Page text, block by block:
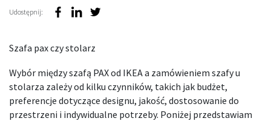
Udostępnij:
Szafa pax czy stolarz
Wybór między szafą PAX od IKEA a zamówieniem szafy u
stolarza zależy od kilku czynników, takich jak budżet,
preferencje dotyczące designu, jakość, dostosowanie do
przestrzeni i indywidualne potrzeby. Poniżej przedstawiam